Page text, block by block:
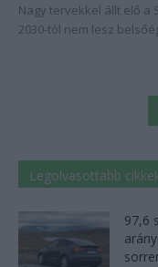
Nagy tervekkel állt elő a
2030-tól nem lesz
Legolvasottabb
97,6